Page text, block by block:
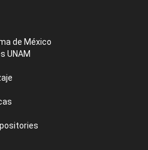
de México
UNAM